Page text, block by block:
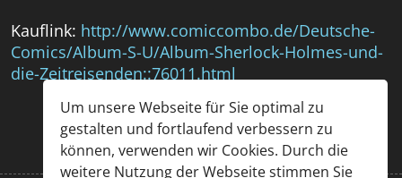
Um unsere Webseite für Sie optimal zu
gestalten und fortlaufend verbessern zu
können, verwenden wir Cookies. Durch die
weitere Nutzung der Webseite stimmen Sie
Kauflink: http://www.comiccombo.de/Deutsche-
Comics/Album-S-U/Album-Sherlock-Holmes-und-
die-Zeitreisenden::76011.html